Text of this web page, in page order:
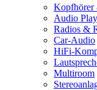
Kopfhörer
Audio
Radios &
Car-Audio
HiFi-
Multiroom